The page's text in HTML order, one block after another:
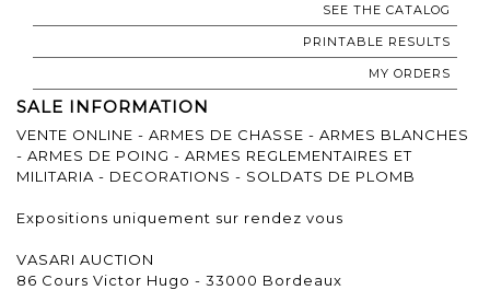
SEE THE CATALOG
PRINTABLE RESULTS
MY ORDERS
SALE INFORMATION
VENTE ONLINE - ARMES DE CHASSE - ARMES BLANCHES
- ARMES DE POING - ARMES REGLEMENTAIRES ET
MILITARIA - DECORATIONS - SOLDATS DE PLOMB
Expositions uniquement sur rendez vous
VASARI AUCTION
86 Cours Victor Hugo - 33000 Bordeaux